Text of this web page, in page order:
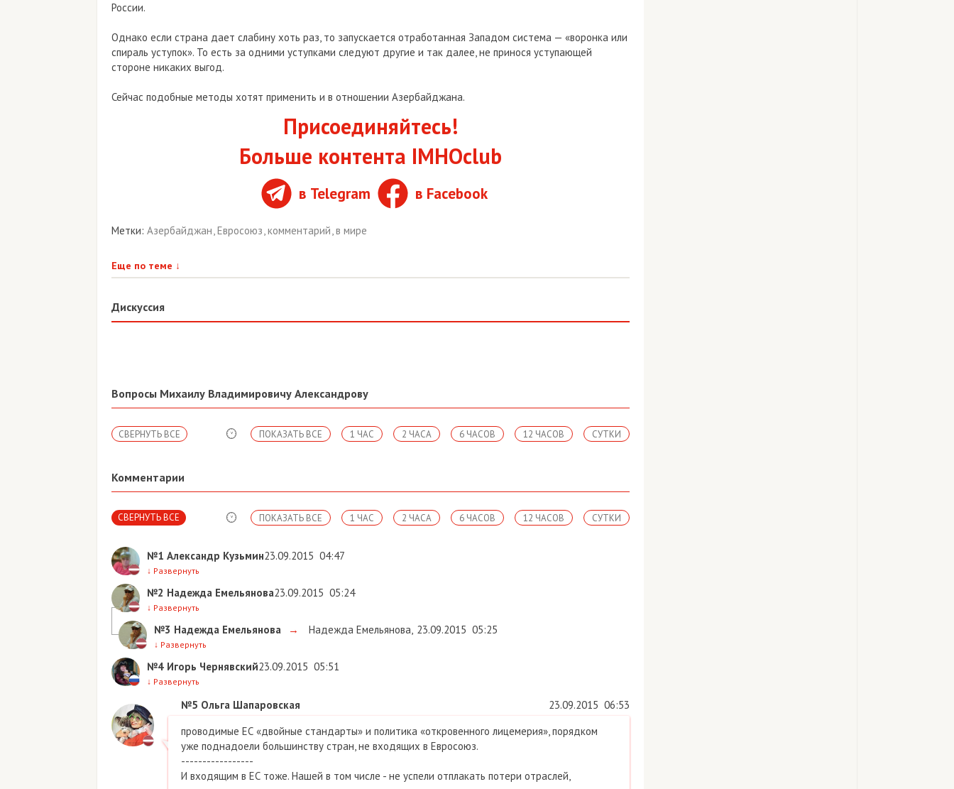
России.
Однако если страна дает слабину хоть раз, то запускается отработанная Западом система — «воронка или
спираль уступок». То есть за одними уступками следуют другие и так далее, не принося уступающей
стороне никаких выгод.
Сейчас подобные методы хотят применить и в отношении Азербайджана.
Присоединяйтесь!
Больше контента IMHOclub
в Telegram в Facebook
Метки: Азербайджан,Евросоюз,комментарий,в мире
Еще по теме ↓
Дискуссия
Вопросы Михаилу Владимировичу Александрову
СВЕРНУТЬ ВСЕ СУТКИ
12 ЧАСОВ
6 ЧАСОВ
2 ЧАСА
1 ЧАС
ПОКАЗАТЬ ВСЕ
Комментарии
СВЕРНУТЬ ВСЕ СУТКИ
12 ЧАСОВ
6 ЧАСОВ
2 ЧАСА
1 ЧАС
ПОКАЗАТЬ ВСЕ
№1 Александр Кузьмин23.09.2015 04:47
↓ Развернуть
№2 Надежда Емельянова23.09.2015 05:24
↓ Развернуть
№3 Надежда Емельянова → Надежда Емельянова, 23.09.2015 05:25
↓ Развернуть
№4 Игорь Чернявский23.09.2015 05:51
↓ Развернуть
№5 Ольга Шапаровская 23.09.2015 06:53
проводимые ЕС «двойные стандарты» и политика «откровенного лицемерия», порядком
уже поднадоели большинству стран, не входящих в Евросоюз.
-----------------
И входящим в ЕС тоже. Нашей в том числе - не успели отплакать потери отраслей,